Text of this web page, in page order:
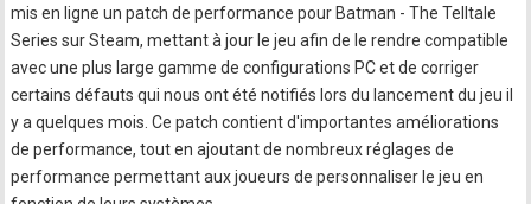
mis en ligne un patch de performance pour Batman - The Telltale
Series sur Steam, mettant à jour le jeu afin de le rendre compatible
avec une plus large gamme de configurations PC et de corriger
certains défauts qui nous ont été notifiés lors du lancement du jeu il
y a quelques mois. Ce patch contient d'importantes améliorations
de performance, tout en ajoutant de nombreux réglages de
performance permettant aux joueurs de personnaliser le jeu en